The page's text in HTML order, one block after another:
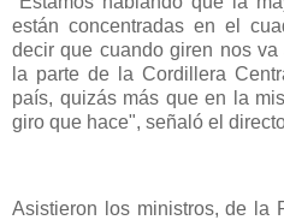
están concentradas en el
decir que cuando giren nos
la parte de la Cordillera
país, quizás más que en la
giro que hace", señaló el
Asistieron los ministros, de la